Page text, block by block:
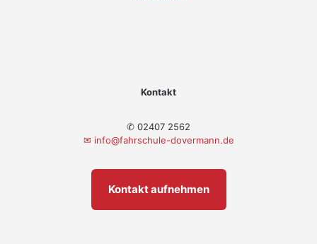
Kontakt
✆ 02407 2562
✉ info@fahrschule-dovermann.de
Kontakt aufnehmen